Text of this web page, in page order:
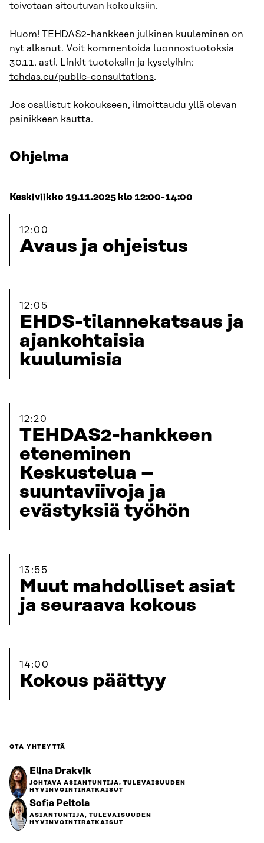
toivotaan sitoutuvan kokouksiin.
Huom! TEHDAS2-hankkeen julkinen kuuleminen on
nyt alkanut. Voit kommentoida luonnostuotoksia
30.11. asti. Linkit tuotoksiin ja kyselyihin:
tehdas.eu/public-consultations.
Jos osallistut kokoukseen, ilmoittaudu yllä olevan
painikkeen kautta.
Ohjelma
Keskiviikko 19.11.2025 klo 12:00-14:00
12:00
Avaus ja ohjeistus
12:05
EHDS-tilannekatsaus ja
ajankohtaisia
kuulumisia
12:20
TEHDAS2-hankkeen
eteneminen
Keskustelua –
suuntaviivoja ja
evästyksiä työhön
13:55
Muut mahdolliset asiat
ja seuraava kokous
14:00
Kokous päättyy
OTA YHTEYTTÄ
Elina Drakvik
JOHTAVA ASIANTUNTIJA, TULEVAISUUDEN
HYVINVOINTIRATKAISUT
Sofia Peltola
ASIANTUNTIJA, TULEVAISUUDEN
HYVINVOINTIRATKAISUT